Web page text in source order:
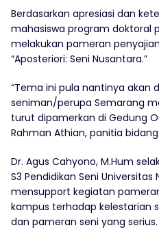
Berdasarkan apresiasi dan
mahasiswa program doktoral
melakukan pameran
“Aposteriori: Seni Nusantara.”
“Tema ini pula nantinya akan
seniman/perupa Semarang
turut dipamerkan di Gedung
Rahman Athian, panitia
Dr. Agus Cahyono, M.Hum
S3 Pendidikan Seni Universitas
mensupport kegiatan
kampus terhadap kelestarian
dan pameran seni yang serius.